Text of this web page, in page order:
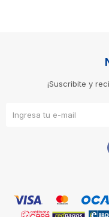
¡Suscribite y